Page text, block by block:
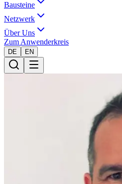
Bausteine
Netzwerk
Über Uns
Zum Anwenderkreis
DE EN